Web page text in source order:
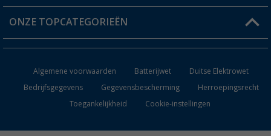
Verlanglijstje
Catalogus
ONZE TOPCATEGORIEËN
Keukenaccessoires
Campingmeubilair
Campingtoiletten
Algemene voorwaarden Batterijwet
Duitse Elektrowet
Bedrijfsgegevens
Gegevensbescherming
Herroepingsrecht
Toegankelijkheid
Cookie-instellingen